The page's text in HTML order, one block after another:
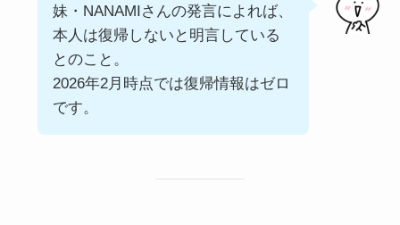
妹・NANAMIさんの発言によれば、
本人は復帰しないと明言している
とのこと。
2026年2月時点では復帰情報はゼロ
です。